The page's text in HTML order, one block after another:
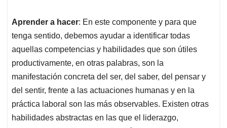
Aprender a hacer: En este componente y para que
tenga sentido, debemos ayudar a identificar todas
aquellas competencias y habilidades que son útiles
productivamente, en otras palabras, son la
manifestación concreta del ser, del saber, del pensar y
del sentir, frente a las actuaciones humanas y en la
práctica laboral son las más observables. Existen otras
habilidades abstractas en las que el liderazgo,